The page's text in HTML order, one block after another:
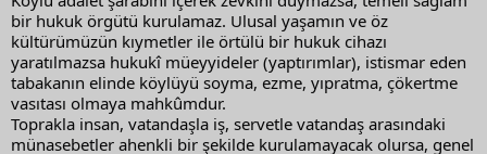
bir hukuk örgütü kurulamaz. Ulusal yaşamın ve öz
kültürümüzün kıymetler ile örtülü bir hukuk cihazı
yaratılmazsa hukukî müeyyideler (yaptırımlar), istismar eden
tabakanın elinde köylüyü soyma, ezme, yıpratma, çökertme
vasıtası olmaya mahkûmdur.
Toprakla insan, vatandaşla iş, servetle vatandaş arasındaki
münasebetler ahenkli bir şekilde kurulamayacak olursa, genel